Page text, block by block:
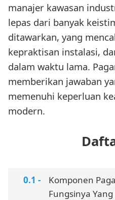
manajer kawasan
lepas dari banyak
ditawarkan, yang
kepraktisan instalasi,
dalam waktu lama.
memberikan jawaban
memenuhi keperluan
modern.
Komponen
Fungsinya